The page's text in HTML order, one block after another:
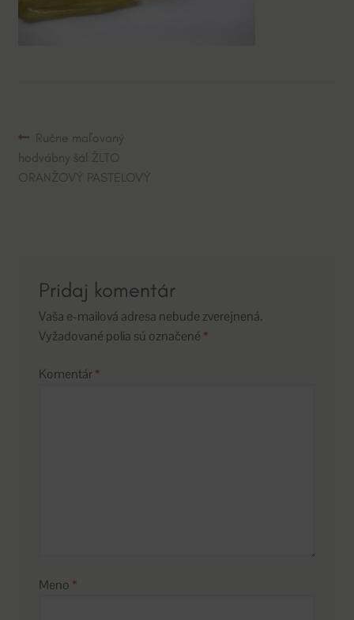
Navigácia
v
Predchádzajúci
článok:
Ručne maľovaný
hodvábny šál ŽLTO
ORANŽOVÝ PASTELOVÝ
Pridaj komentár
Vaša e-mailová adresa nebude zverejnená.
Vyžadované polia sú označené *
Komentár*
Meno *